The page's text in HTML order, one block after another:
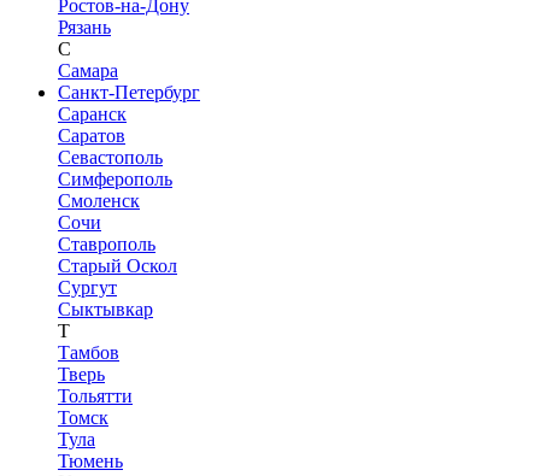
Ростов-на-Дону
Рязань
С
Самара
Санкт-Петербург
Саранск
Саратов
Севастополь
Симферополь
Смоленск
Сочи
Ставрополь
Старый Оскол
Сургут
Сыктывкар
Т
Тамбов
Тверь
Тольятти
Томск
Тула
Тюмень